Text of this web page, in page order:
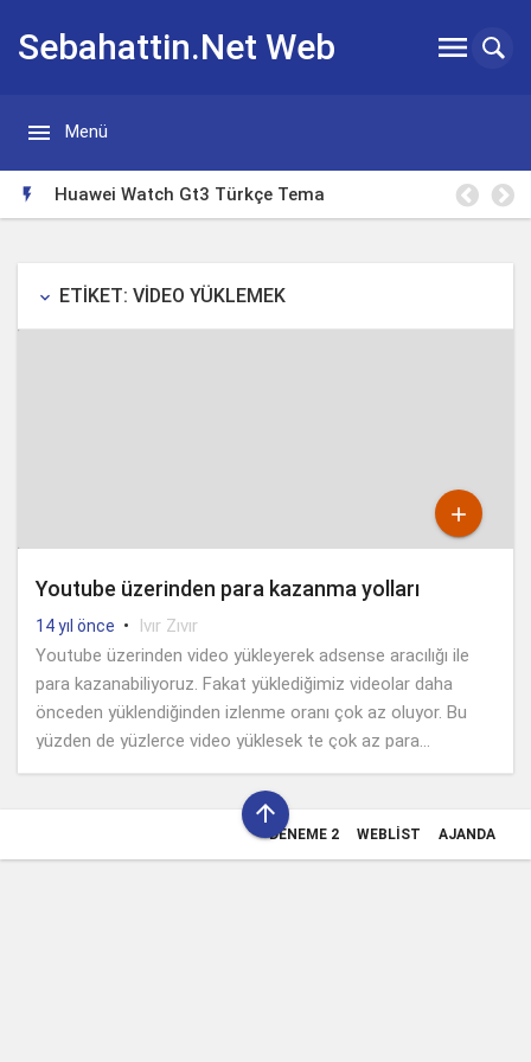
Sebahattin.Net Web
Günlügü

 Menü
 Huawei Watch Gt3 Türkçe Tema
keyboard_arrow_down ETIKET: VIDEO YÜKLEMEK

Youtube üzerinden para kazanma yolları
14 yıl önce •
Ivır Zıvır
Youtube üzerinden video yükleyerek adsense aracılığı ile
para kazanabiliyoruz. Fakat yüklediğimiz videolar daha
önceden yüklendiğinden izlenme oranı çok az oluyor. Bu
yüzden de yüzlerce video yüklesek te çok az para...

DENEME 2 WEBLIST AJANDA